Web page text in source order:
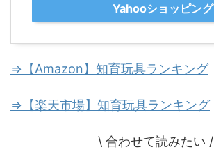
Yahooショッピング
⇒【Amazon】知育玩具ランキング
⇒【楽天市場】知育玩具ランキング
\ 合わせて読みたい /